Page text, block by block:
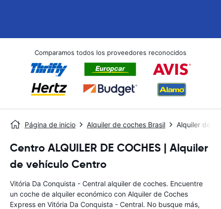
Comparamos todos los proveedores reconocidos
Página de inicio Alquiler de coches Brasil Alquiler de
Centro ALQUILER DE COCHES | Alquiler
de vehículo Centro
Vitória Da Conquista - Central alquiler de coches. Encuentre
un coche de alquiler económico con Alquiler de Coches
Express en Vitória Da Conquista - Central. No busque más,